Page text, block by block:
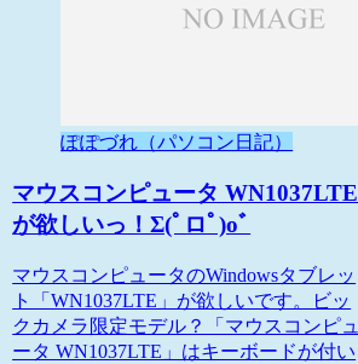
ぽぽづれ（パソコン日記）
マウスコンピュータ WN1037LTE
が欲しいっ！Σ(ﾟロﾟ)oﾞ
マウスコンピュータのWindowsタブレッ
ト「WN1037LTE」が欲しいです。ビッ
クカメラ限定モデル？「マウスコンピュ
ータ WN1037LTE」はキーボードが付い